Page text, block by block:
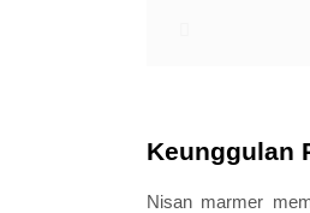
Keunggulan
Nisan marmer